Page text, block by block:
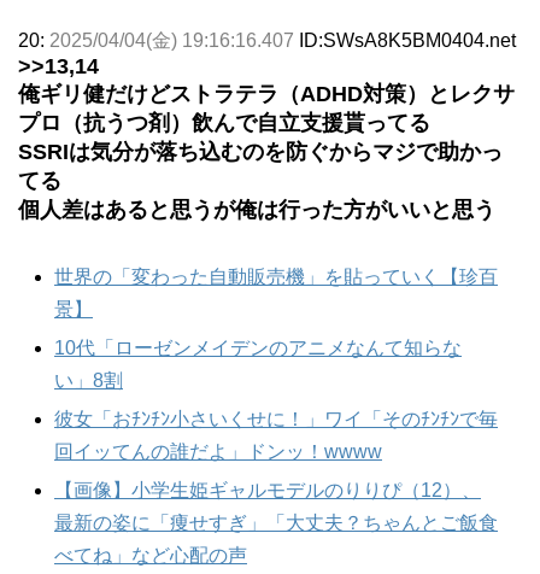
20: 2025/04/04(金) 19:16:16.407 ID:SWsA8K5BM0404.net
>>13,14
俺ギリ健だけどストラテラ（ADHD対策）とレクサ
プロ（抗うつ剤）飲んで自立支援貰ってる
SSRIは気分が落ち込むのを防ぐからマジで助かっ
てる
個人差はあると思うが俺は行った方がいいと思う
世界の「変わった自動販売機」を貼っていく【珍百
景】
10代「ローゼンメイデンのアニメなんて知らな
い」8割
彼女「おﾁﾝﾁﾝ小さいくせに！」ワイ「そのﾁﾝﾁﾝで毎
回イッてんの誰だよ」ドンッ！wwww
【画像】小学生姫ギャルモデルのりりぴ（12）、
最新の姿に「痩せすぎ」「大丈夫？ちゃんとご飯食
べてね」など心配の声